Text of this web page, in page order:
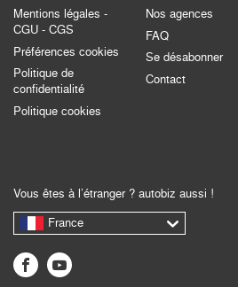
Mentions légales -
CGU - CGS
Préférences cookies
Politique de
confidentialité
Politique cookies
Nos agences
FAQ
Se désabonner
Contact
Vous êtes à l’étranger ? autobiz aussi !
France